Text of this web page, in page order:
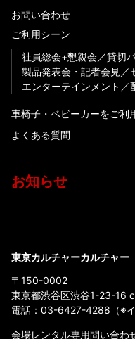
お問い合わせ
ご利用シーン
社員総会+懇親会
貸切
製品発表会・記者会見
エンターテインメント
車椅子・ベビーカーをご利
よくある質問
お知らせ
東京カルチャーカルチャー
〒150-0002
東京都渋谷区渋谷1-23-16
電話： 03-6427-4288 （※
会場レンタル専用問い合わ